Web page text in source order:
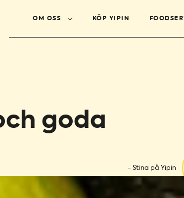
OM OSS KÖP YIPIN
goda
- Stina på Yipin